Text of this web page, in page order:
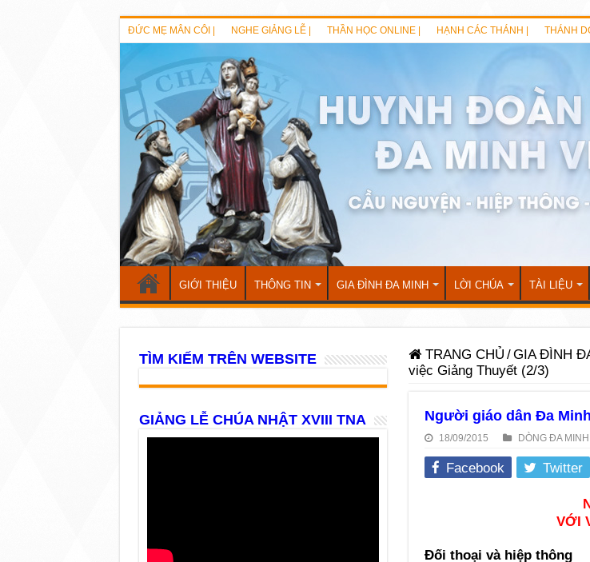
ĐỨC MẸ MÂN CÔI | NGHE GIẢNG LỄ | THẦN HỌC ONLINE | HẠNH CÁC THÁNH | THÁNH
GIỚI THIỆU THÔNG TIN GIA ĐÌNH ĐA MINH LỜI CHÚA TÀI LIỆU
TRANG CHỦ /GIA ĐÌNH
việc Giảng Thuyết (2/3)
Người giáo dân Đa
18/09/2015 DÒNG ĐA MINH
Facebook Twitter
VỚI
Đối thoại và hiệp thông
TÌM KIẾM TRÊN WEBSITE
GIẢNG LỄ CHÚA NHẬT XVIII TNA